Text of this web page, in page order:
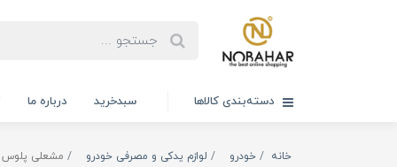
دسته‌بندی کالاها سبدخرید درباره ما
خانه خودرو لوازم یدکی و مصرفی خودرو مشعلی پلوس آپکو کد